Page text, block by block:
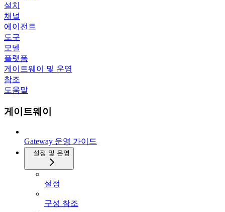
설치
채널
에이전트
도구
모델
플랫폼
게이트웨이 및 운영
참조
도움말
게이트웨이
Gateway 운영 가이드
설정 및 운영
설정
구성 참조